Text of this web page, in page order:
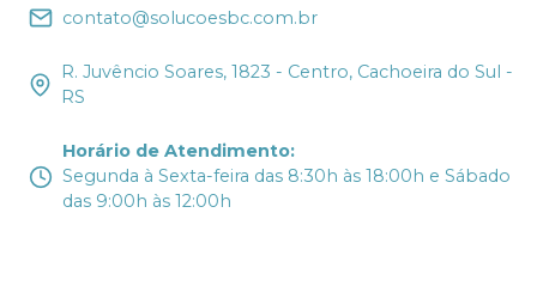
contato@solucoesbc.com.br
R. Juvêncio Soares, 1823 - Centro, Cachoeira do Sul -
RS
Horário de Atendimento:
Segunda à Sexta-feira das 8:30h às 18:00h e Sábado
das 9:00h às 12:00h